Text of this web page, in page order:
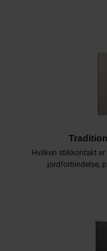
Hvilken stikkontakt
jordforbindelse,